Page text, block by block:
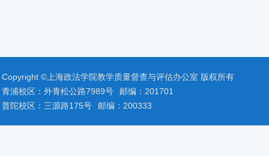
Copyright ©上海政法学院教学质量督查与评估办公室 版权所有
青浦校区：外青松公路7989号
邮编：201701
普陀校区：三源路175号
邮编：200333